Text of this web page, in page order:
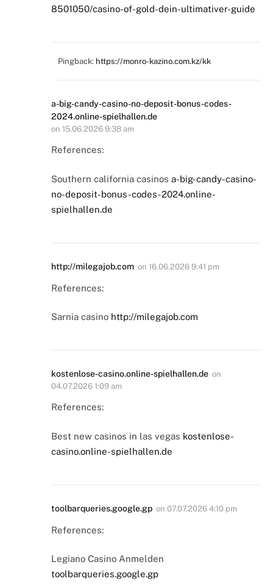
8501050/casino-of-gold-dein-ultimativer-guide
Pingback: https://monro-kazino.com.kz/kk
a-big-candy-casino-no-deposit-bonus-codes-
2024.online-spielhallen.de
on 15.06.2026 9:38 am
References:
Southern california casinos a-big-candy-casino-
no-deposit-bonus-codes-2024.online-
spielhallen.de
http://milegajob.com on 16.06.2026 9:41 pm
References:
Sarnia casino http://milegajob.com
kostenlose-casino.online-spielhallen.de on
04.07.2026 1:09 am
References:
Best new casinos in las vegas kostenlose-
casino.online-spielhallen.de
toolbarqueries.google.gp on 07.07.2026 4:10 pm
References:
Legiano Casino Anmelden
toolbarqueries.google.gp